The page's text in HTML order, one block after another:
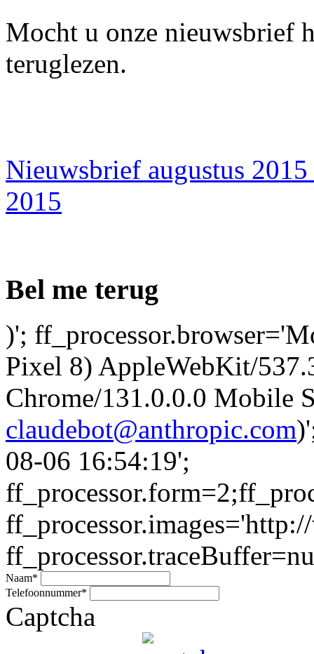
Mocht u onze nieuwsbrief
teruglezen.
Nieuwsbrief augustus
2015
Bel me terug
)';
Pixel 8) AppleWebKit/
Chrome/131.0.0.0 Mobile
claudebot@anthropic.com
08-06 16:54:19';
Naam*
Telefoonnummer*
Captcha